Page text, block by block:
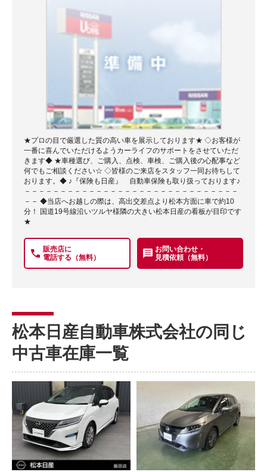
★プロの目で厳選した質の高い車を展示しております★ ◇お客様が
一番に喜んでいただけるようカーライフのサポートをさせていただ
きます◆ ★車種選び、ご購入、点検、車検、ご購入後の心配事など
何でもご相談ください☆ ◇皆様のご来店をスタッフ一同お待ちして
おります。◆ ♪『保険も日産』 自動車保険も取り扱っております♪
－－－－－－－－－－－－－－－－－－－－－－－－－－－－－－
－－ ◆当店へお越しの際は、高出交差点より松本方面に車で約10
分！ 国道19号線沿いツルヤ様隣の大きい松本日産の看板が目印です
★
販売店に
電話する（無料）
お問い合わせ・
見積依頼（無料）
松本日産自動車株式会社の同じ
中古車在庫一覧